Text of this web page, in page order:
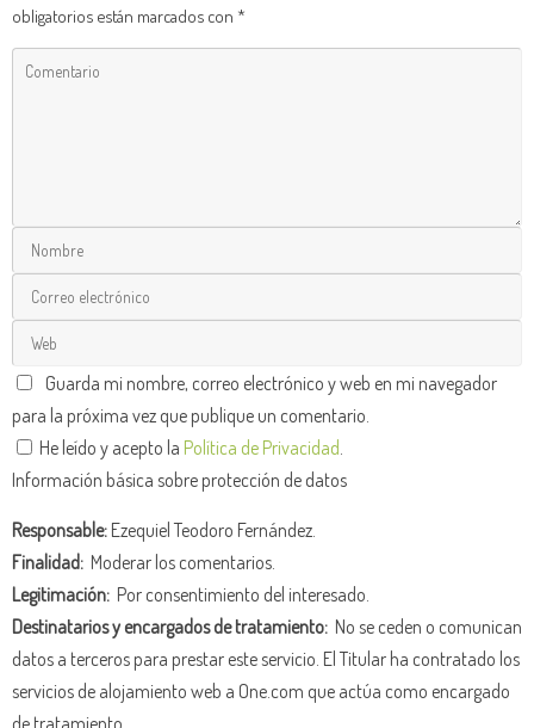
obligatorios están marcados con *
Guarda mi nombre, correo electrónico y web en mi navegador
para la próxima vez que publique un comentario.
He leído y acepto la Política de Privacidad
Información básica sobre protección de datos
Responsable:Ezequiel Teodoro Fernández.
Finalidad: Moderar los comentarios.
Legitimación: Por consentimiento del interesado.
Destinatarios y encargados de tratamiento: No se ceden o comunican
datos a terceros para prestar este servicio. El Titular ha contratado los
servicios de alojamiento web a One.com que actúa como encargado
de tratamiento.